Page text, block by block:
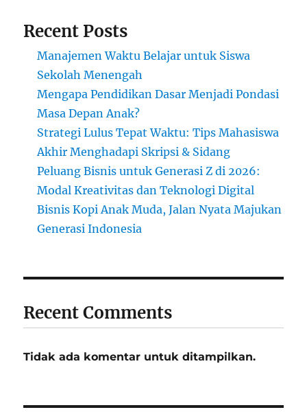
Recent Posts
Manajemen Waktu Belajar untuk Siswa
Sekolah Menengah
Mengapa Pendidikan Dasar Menjadi Pondasi
Masa Depan Anak?
Strategi Lulus Tepat Waktu: Tips Mahasiswa
Akhir Menghadapi Skripsi & Sidang
Peluang Bisnis untuk Generasi Z di 2026:
Modal Kreativitas dan Teknologi Digital
Bisnis Kopi Anak Muda, Jalan Nyata Majukan
Generasi Indonesia
Recent Comments
Tidak ada komentar untuk ditampilkan.